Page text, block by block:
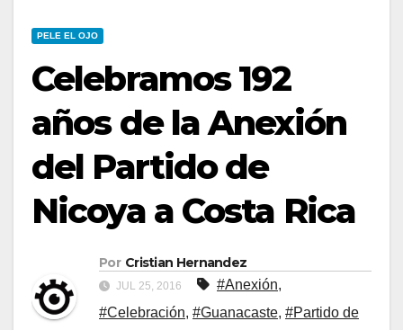
PELE EL OJO
Celebramos 192
años de la Anexión
del Partido de
Nicoya a Costa Rica
Por Cristian Hernandez
JUL 25, 2016 #Anexión,
#Celebración, #Guanacaste, #Partido de